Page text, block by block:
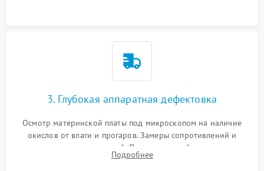
3. Глубокая аппаратная дефектовка
Осмотр материнской платы под микроскопом на наличие
окислов от влаги и прогаров. Замеры сопротивлений и
дежурных напряжений. Проверка цепей питания,
мультиконтроллера, процессора и видеочипа.
Подробнее